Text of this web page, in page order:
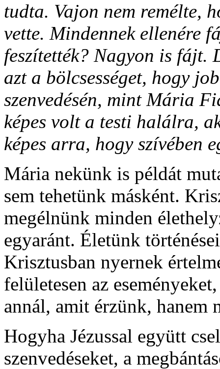
tudta. Vajon nem remélte,
vette. Mindennek ellenére
feszítették? Nagyon is fájt.
azt a bölcsességet, hogy
szenvedésén, mint Mária
képes volt a testi halálra,
képes arra, hogy szívében
Mária nekünk is példát
sem tehetünk másként.
megélnünk minden
egyaránt. Életünk
Krisztusban nyernek
felületesen az
annál, amit érzünk,
Hogyha Jézussal együtt
szenvedéseket, a